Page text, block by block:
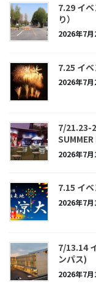
7.29 イ
り）
2026年7月
7.25 イ
2026年7月
7/21.23-
SUMMER
2026年7月
7.15 イ
2026年7月
7/13.14
ンパス)
2026年7月